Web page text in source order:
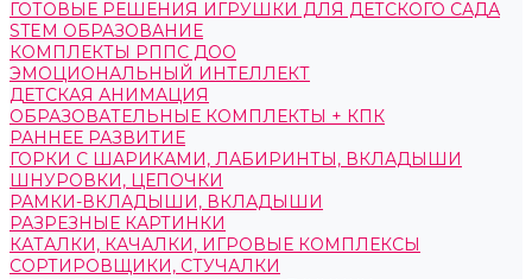
ГОТОВЫЕ РЕШЕНИЯ ИГРУШКИ ДЛЯ ДЕТСКОГО САДА
STEM ОБРАЗОВАНИЕ
КОМПЛЕКТЫ РППС ДОО
ЭМОЦИОНАЛЬНЫЙ ИНТЕЛЛЕКТ
ДЕТСКАЯ АНИМАЦИЯ
ОБРАЗОВАТЕЛЬНЫЕ КОМПЛЕКТЫ + КПК
РАННЕЕ РАЗВИТИЕ
ГОРКИ С ШАРИКАМИ, ЛАБИРИНТЫ, ВКЛАДЫШИ
ШНУРОВКИ, ЦЕПОЧКИ
РАМКИ-ВКЛАДЫШИ, ВКЛАДЫШИ
РАЗРЕЗНЫЕ КАРТИНКИ
КАТАЛКИ, КАЧАЛКИ, ИГРОВЫЕ КОМПЛЕКСЫ
СОРТИРОВЩИКИ, СТУЧАЛКИ